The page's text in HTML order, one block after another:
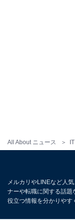
All About ニュース
さの場合は論外」
「未経験職種へ
「挑戦してよか
・
メルカリやLINEなど人
ナーや転職に関する話題
役立つ情報を分かりやす